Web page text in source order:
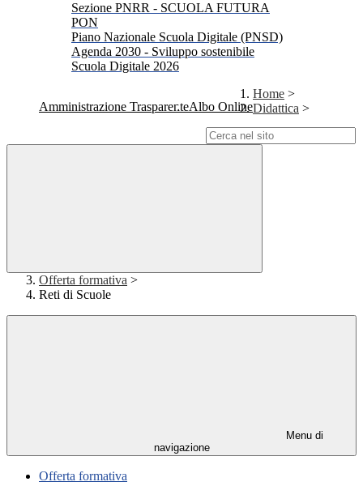
Sezione PNRR - SCUOLA FUTURA
PON
Piano Nazionale Scuola Digitale (PNSD)
Agenda 2030 - Sviluppo sostenibile
Scuola Digitale 2026
Amministrazione TrasparenteAlbo Online
Home >
Didattica >
Offerta formativa >
Reti di Scuole
Menu di
navigazione
Offerta formativa